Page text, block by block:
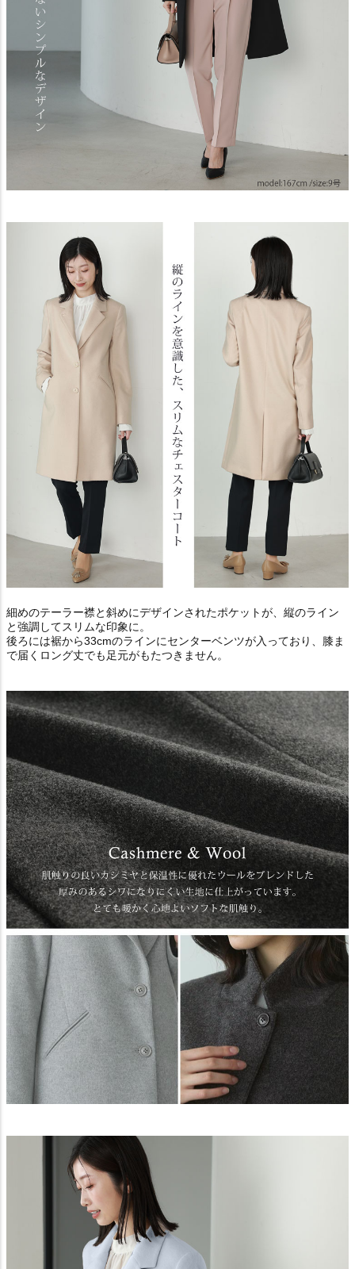
細めのテーラー襟と斜めにデザインされたポケットが、縦のライン
と強調してスリムな印象に。
後ろには裾から33cmのラインにセンターベンツが入っており、膝ま
で届くロング丈でも足元がもたつきません。